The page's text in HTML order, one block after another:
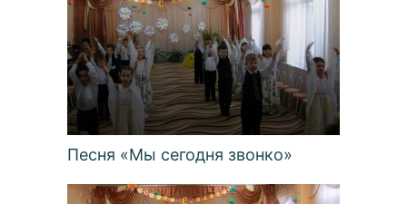
Песня «Мы сегодня звонко»